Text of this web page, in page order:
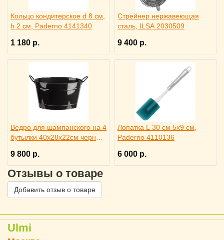
Кольцо кондитерское d 8 см,
h 2 см, Paderno 4141340
1 180 р.
Стрейнер нержавеющая
сталь, ILSA 2030509
9 400 р.
Ведро для шампанского на 4
бутылки 40х28х22см черное,
9 800 р.
Лопатка L 30 см 5х9 см,
Paderno 4110136
6 000 р.
Отзывы о товаре
Добавить отзыв о товаре
Ulmi